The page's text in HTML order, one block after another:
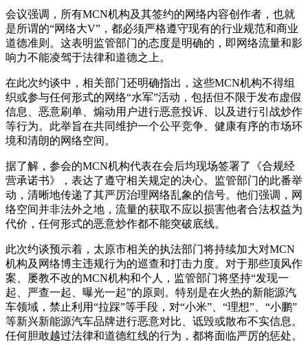
会议强调，所有MCN机构及其签约的网络内容创作者，也就
是所谓的“网络大V”，都必须严格遵守现有的行业规范和商业
道德准则。这表明监管部门的态度是明确的，即网络流量和影
响力不能凌驾于法律和道德之上。
在此次约谈中，相关部门还明确指出，这些MCN机构不得组
织或参与任何形式的网络“水军”活动，包括但不限于发布虚假
信息、恶意刷单、煽动用户进行恶意投诉、以及进行引战炒作
等行为。此举旨在共同维护一个公平竞争、健康有序的市场环
境和清朗的网络空间。
据了解，参会的MCN机构代表在会后均现场签署了《合规经
营承诺书》，表达了遵守相关规定的决心。监管部门的此番举
动，清晰地传递了其严厉治理网络乱象的信号。他们强调，网
络空间并非法外之地，流量的获取不应以损害他者合法权益为
代价，任何形式的恶意炒作都不能突破底线。
此次约谈预示着，太原市相关的执法部门将持续加大对MCN
机构及网络博主违规行为的巡查和打击力度。对于那些顶风作
案、屡教不改的MCN机构和个人，监管部门将坚持“发现一
起、严查一起、曝光一起”的原则。特别是在火热的新能源汽
车领域，禁止利用“拉踩”等手段，对“小米”、“理想”、“小鹏”
等新兴新能源汽车品牌进行恶意对比、诋毁或散布不实信息。
任何胆敢越过法律和道德红线的行为，都将面临严厉的惩处。